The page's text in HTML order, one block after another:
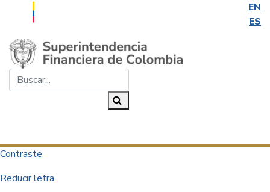
EN
ES
Saltar al contenido principal
Contraste
Reducir letra